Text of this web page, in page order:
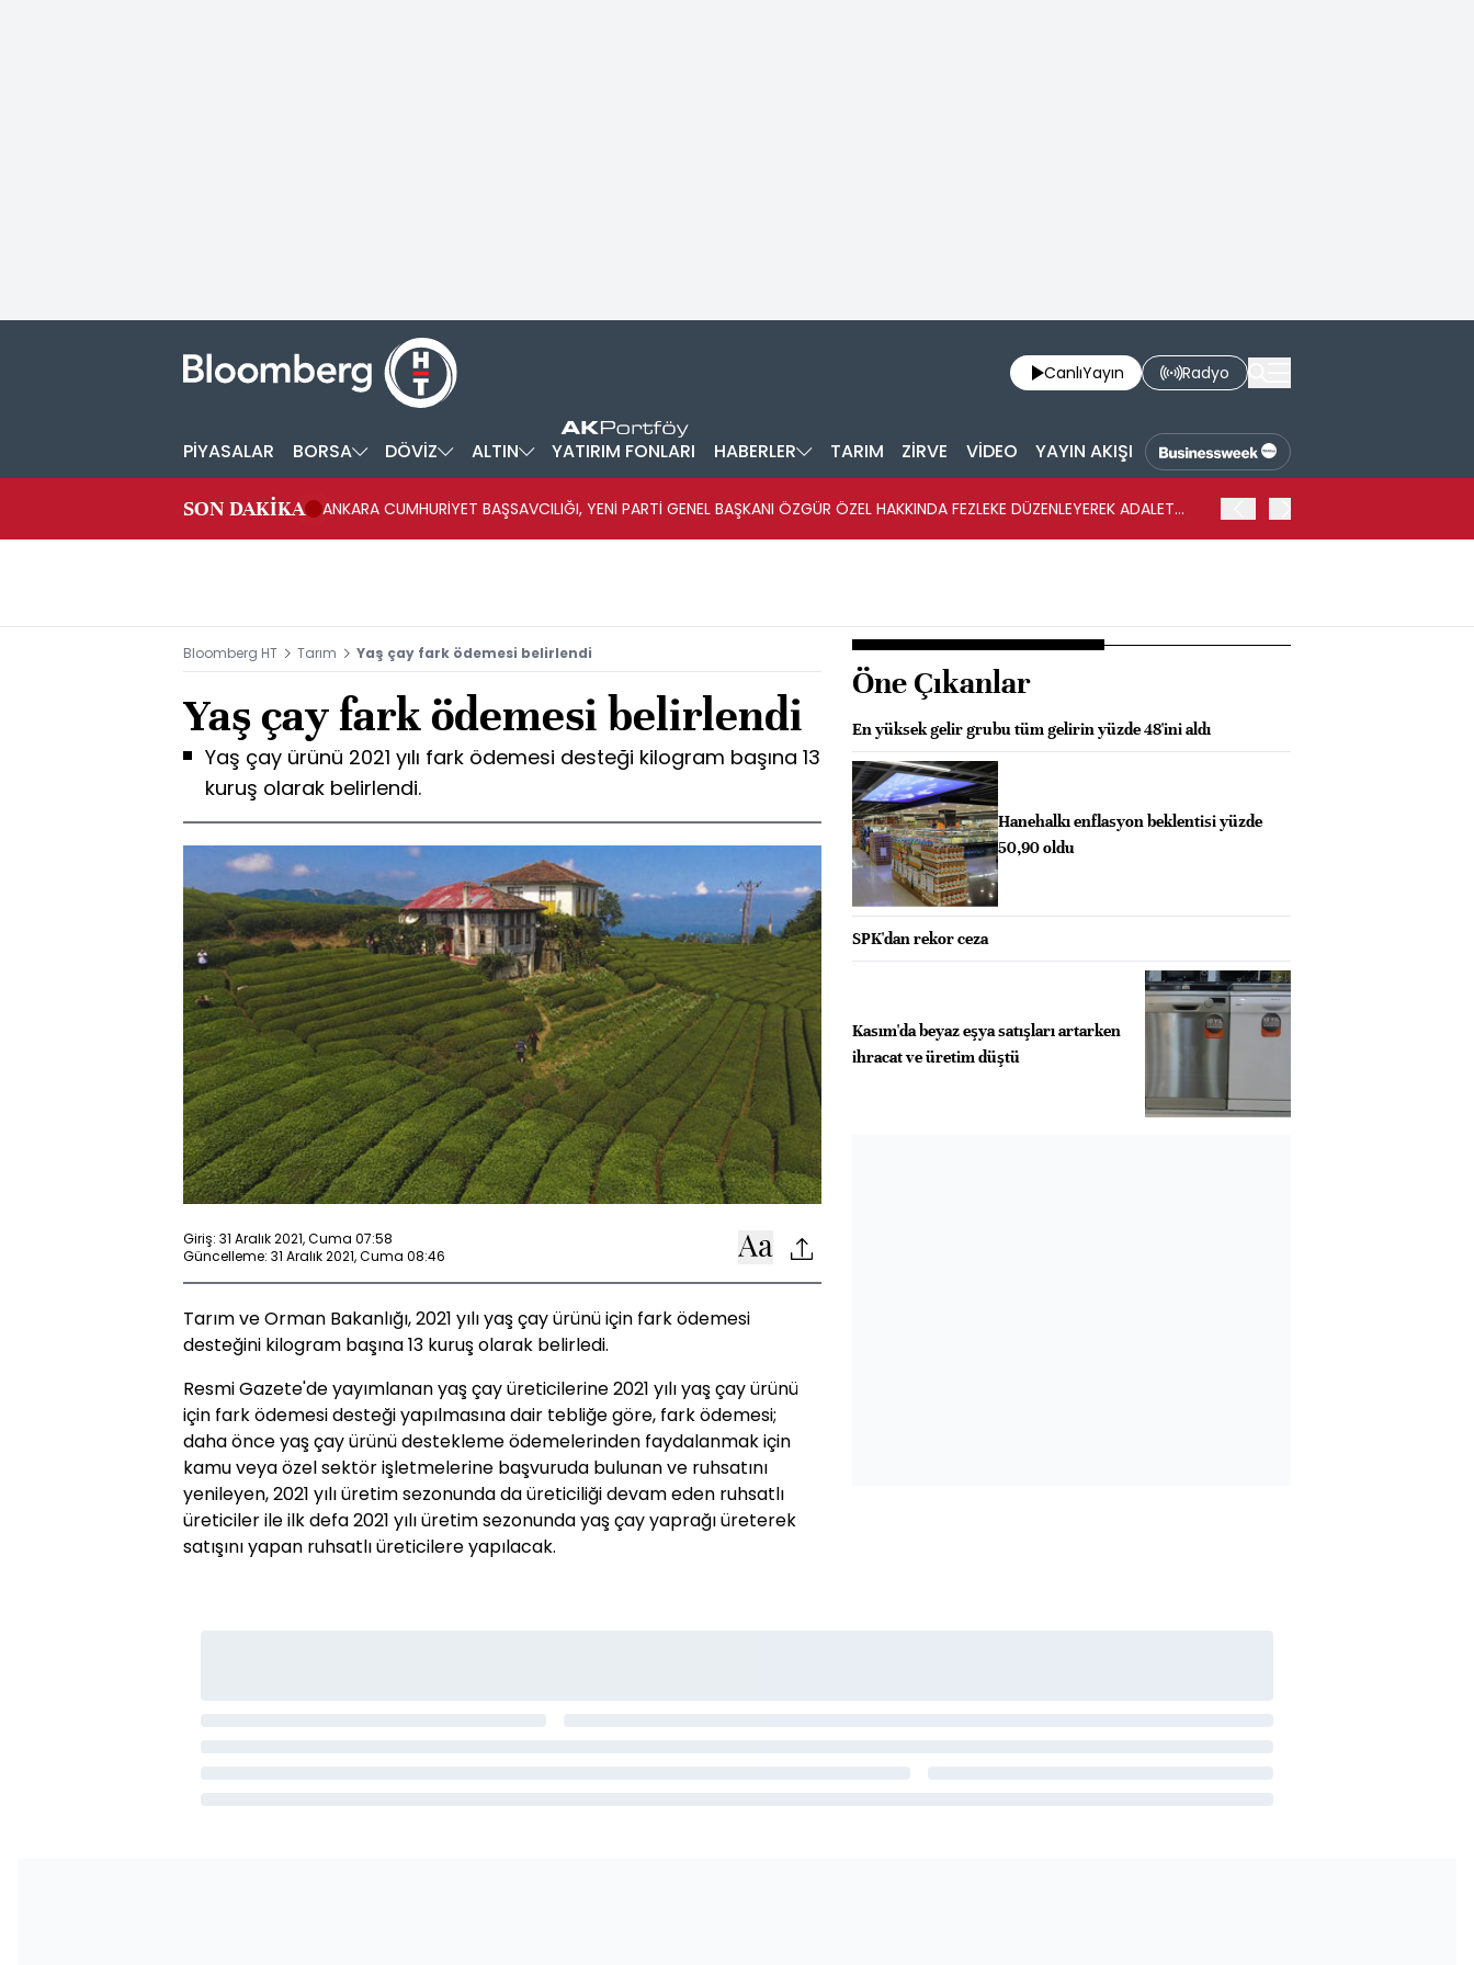
CanlıYayın Radyo
PİYASALAR BORSA DÖVİZ ALTIN YATIRIM FONLARI HABERLER TARIM ZİRVE VİDEO YAYIN AKIŞI
SON DAKİKA
ANKARA CUMHURİYET BAŞSAVCILIĞI, YENİ PARTİ GENEL BAŞKANI ÖZGÜR ÖZEL HAKKINDA FEZLEKE DÜZENLEYEREK ADALET
Bloomberg HT Tarım Yaş çay fark ödemesi belirlendi
Yaş çay fark ödemesi belirlendi
Yaş çay ürünü 2021 yılı fark ödemesi desteği kilogram başına 13
kuruş olarak belirlendi.
Giriş: 31 Aralık 2021, Cuma 07:58
Güncelleme: 31 Aralık 2021, Cuma 08:46
Tarım ve Orman Bakanlığı, 2021 yılı yaş çay ürünü için fark ödemesi
desteğini kilogram başına 13 kuruş olarak belirledi.
Resmi Gazete'de yayımlanan yaş çay üreticilerine 2021 yılı yaş çay ürünü
için fark ödemesi desteği yapılmasına dair tebliğe göre, fark ödemesi;
daha önce yaş çay ürünü destekleme ödemelerinden faydalanmak için
kamu veya özel sektör işletmelerine başvuruda bulunan ve ruhsatını
yenileyen, 2021 yılı üretim sezonunda da üreticiliği devam eden ruhsatlı
üreticiler ile ilk defa 2021 yılı üretim sezonunda yaş çay yaprağı üreterek
satışını yapan ruhsatlı üreticilere yapılacak.
Öne Çıkanlar
En yüksek gelir grubu tüm gelirin yüzde 48'ini aldı
Hanehalkı enflasyon beklentisi yüzde
50,90 oldu
SPK'dan rekor ceza
Kasım'da beyaz eşya satışları artarken
ihracat ve üretim düştü